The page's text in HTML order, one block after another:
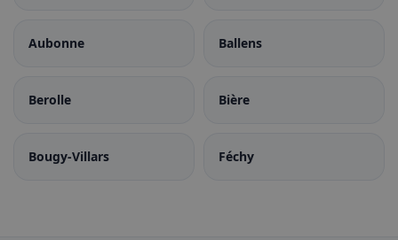
Aubonne Ballens
Berolle Bière
Bougy-Villars Féchy